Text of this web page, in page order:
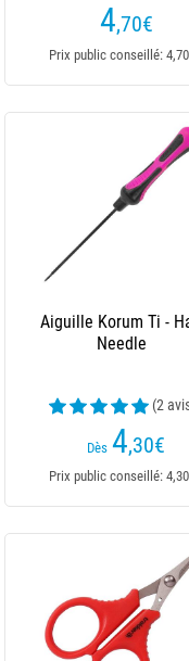
4,70€
Prix public conseillé:
Aiguille Korum Ti -
Needle
(2
Dès 4,30€
Prix public conseillé: